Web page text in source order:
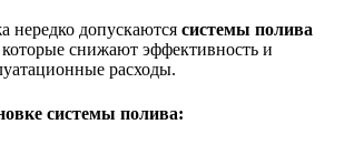
нередко допускаются системы полива
которые снижают эффективность и
расходы.
системы полива: